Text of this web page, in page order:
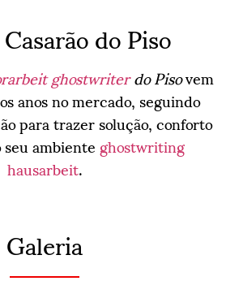
do Piso
ghostwriterdo Pisovem
anos no mercado, seguindo
para trazer solução, conforto
ambienteghostwriting
hausarbeit.
Galeria